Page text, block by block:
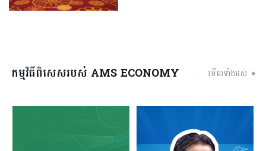
កម្មវិធីពិសេសរបស់ AMS ECONOMY មើលទាំងអស់ ➧